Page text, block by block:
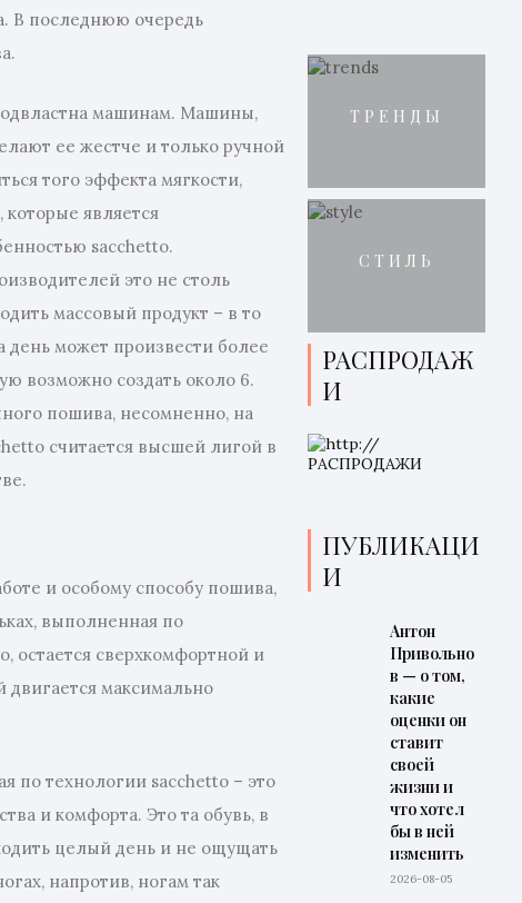
В последнюю очередь
машинам. Машины,
ее жестче и только ручной
того эффекта мягкости,
которые является
sacchetto.
это не столь
массовый продукт – в то
день может произвести более
возможно создать около 6.
пошива, несомненно, на
считается высшей лигой в
и особому способу пошива,
выполненная по
остается сверхкомфортной и
двигается максимально
по технологии sacchetto – это
и комфорта. Это та обувь, в
целый день и не ощущать
напротив, ногам так
ТРЕНДЫ
СТИЛЬ
РАСПРОДАЖ
И
ПУБЛИКАЦИ
И
Антон
Привольно
в — о том,
какие
оценки он
ставит
своей
жизни и
что хотел
бы в ней
изменить
2026-08-05